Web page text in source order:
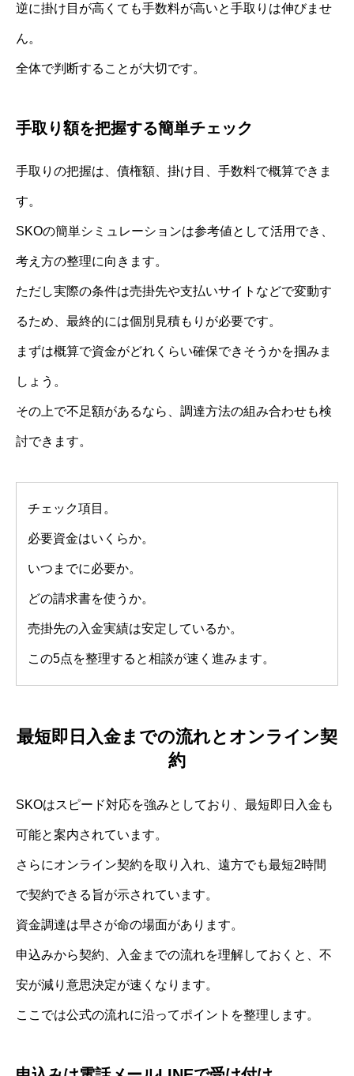
逆に掛け目が高くても手数料が高いと手取りは伸びませ
ん。
全体で判断することが大切です。
手取り額を把握する簡単チェック
手取りの把握は、債権額、掛け目、手数料で概算できま
す。
SKOの簡単シミュレーションは参考値として活用でき、
考え方の整理に向きます。
ただし実際の条件は売掛先や支払いサイトなどで変動す
るため、最終的には個別見積もりが必要です。
まずは概算で資金がどれくらい確保できそうかを掴みま
しょう。
その上で不足額があるなら、調達方法の組み合わせも検
討できます。
チェック項目。
必要資金はいくらか。
いつまでに必要か。
どの請求書を使うか。
売掛先の入金実績は安定しているか。
この5点を整理すると相談が速く進みます。
最短即日入金までの流れとオンライン契
約
SKOはスピード対応を強みとしており、最短即日入金も
可能と案内されています。
さらにオンライン契約を取り入れ、遠方でも最短2時間
で契約できる旨が示されています。
資金調達は早さが命の場面があります。
申込みから契約、入金までの流れを理解しておくと、不
安が減り意思決定が速くなります。
ここでは公式の流れに沿ってポイントを整理します。